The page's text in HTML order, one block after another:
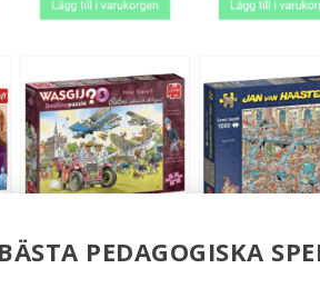
PEDAGOGISKA